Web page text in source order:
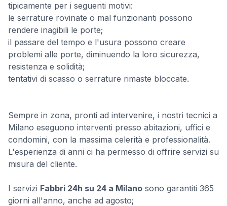
tipicamente per i seguenti motivi:
le serrature rovinate o mal funzionanti possono
rendere inagibili le porte;
il passare del tempo e l'usura possono creare
problemi alle porte, diminuendo la loro sicurezza,
resistenza e solidità;
tentativi di scasso o serrature rimaste bloccate.
Sempre in zona, pronti ad intervenire, i nostri tecnici a
Milano eseguono interventi presso abitazioni, uffici e
condomini, con la massima celerità e professionalità.
L'esperienza di anni ci ha permesso di offrire servizi su
misura del cliente.
I servizi Fabbri 24h su 24 a Milano sono garantiti 365
giorni all'anno, anche ad agosto;